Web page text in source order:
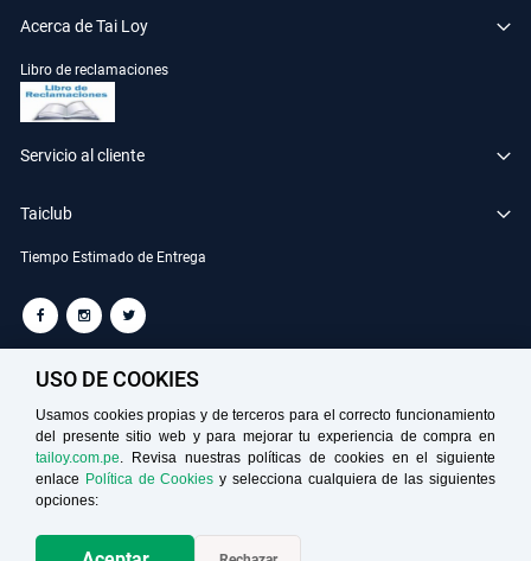
Acerca de Tai Loy
Libro de reclamaciones
Servicio al cliente
Taiclub
Tiempo Estimado de Entrega
TAILOY S.A. RUC: 20100049181
Medios de Pago
USO DE COOKIES
Usamos cookies propias y de terceros para el correcto funcionamiento
del presente sitio web y para mejorar tu experiencia de compra en
tailoy.com.pe. Revisa nuestras políticas de cookies en el siguiente
enlace Política de Cookies y selecciona cualquiera de las siguientes
opciones: